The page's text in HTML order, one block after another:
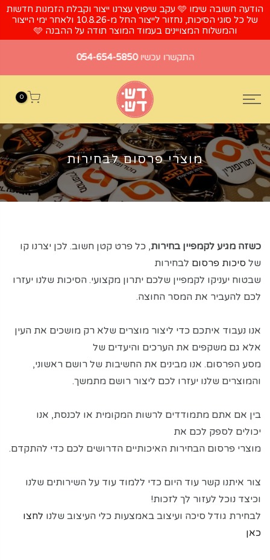
הודעה חשובה שימו 🩵 עקב שיפוץ עצרנו ייצור וקבלת הזמנות חדשות
של כל סוגי הסיכות, נחזור לייצור החל מ-10.8.26 ולאחר ימי הייצור
והמשלוח המצויינים בעמוד המוצר תודה על ההבנה 🩵
התקשרו עכשיו054-654-5850
0
מוצרי פרסום לבחירות
כשזה מגיע לקמפיין בחירות, כל פרט קטן חשוב. לכן יצרנו קו
של סיכות פרסום לבחירות
שבטוח יעניקו לקמפיין שלכם יתרון מקצועי. הסיכות שלנו יעזרו
לכם להעביר את המסר החוצה.
אנו נעבוד איתכם כדי ליצור מוצרים שלא רק מושכים את העין
אלא גם משקפים את הערכים והיעדים של
מסע הפרסום. אנו מבינים את החשיבות של רושם ראשוני,
והמוצרים שלנו יעזרו לכם ליצור רושם מתמשך.
בין אם אתם מתמודדים לרשות המקומית או לכנסת, אנו
יכולים לספק לכם את
מוצרי פרסום הבחירות האיכותיים הדרושים לכם כדי להתקדם.
צור איתנו קשר עוד היום כדי ללמוד עוד על השירותים שלנו
וכיצד נוכל לעזור לך לזכות!
לבחירת גודל סיכה ועיצוב באמצעות כלי העיצוב שלנו לחצו
כאן